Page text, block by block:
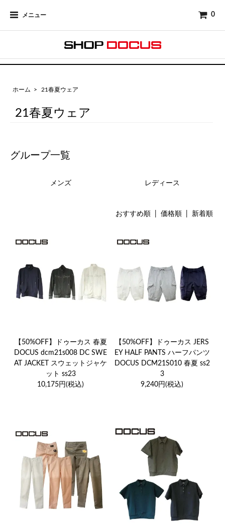
メニュー 0
ホーム > 21春夏ウェア
21春夏ウェア
グループ一覧
メンズ レディース
おすすめ順 | 価格順 新着順
【50%OFF】ドゥーカス 春夏
DOCUS dcm21s008 DC SWE
AT JACKET スウェットジャケ
ット ss23
10,175円(税込)
【50%OFF】ドゥーカス JERS
EY HALF PANTS ハーフパンツ
DOCUS DCM21S010 春夏 ss2
3
9,240円(税込)